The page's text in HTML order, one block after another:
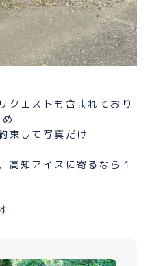
クエストも含まれており
束して写真だけ
高知アイスに寄るなら１